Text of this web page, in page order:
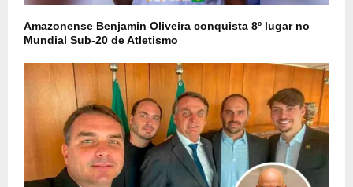
Amazonense Benjamin Oliveira conquista 8º lugar no
Mundial Sub-20 de Atletismo